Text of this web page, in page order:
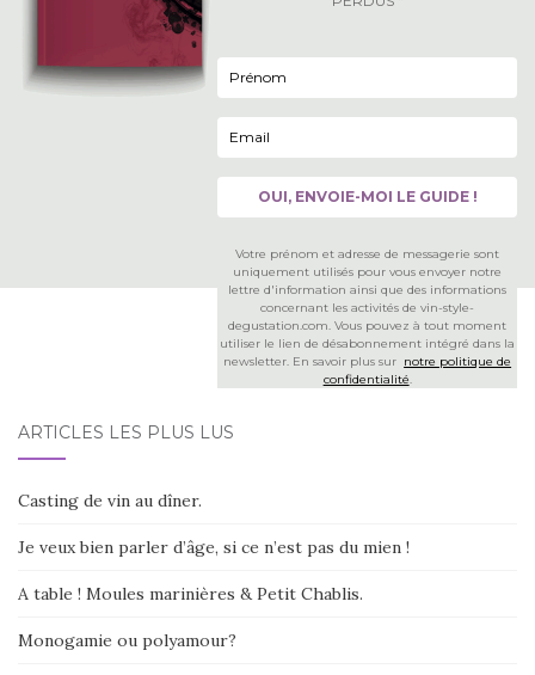
Votre prénom et adresse de messagerie sont
uniquement utilisés pour vous envoyer notre
lettre d'information ainsi que des informations
concernant les activités de vin-style-
degustation.com. Vous pouvez à tout moment
utiliser le lien de désabonnement intégré dans la
newsletter. En savoir plus sur notre politique de
confidentialité.
ARTICLES LES PLUS LUS
Casting de vin au dîner.
Je veux bien parler d’âge, si ce n’est pas du mien !
A table ! Moules marinières & Petit Chablis.
Monogamie ou polyamour?